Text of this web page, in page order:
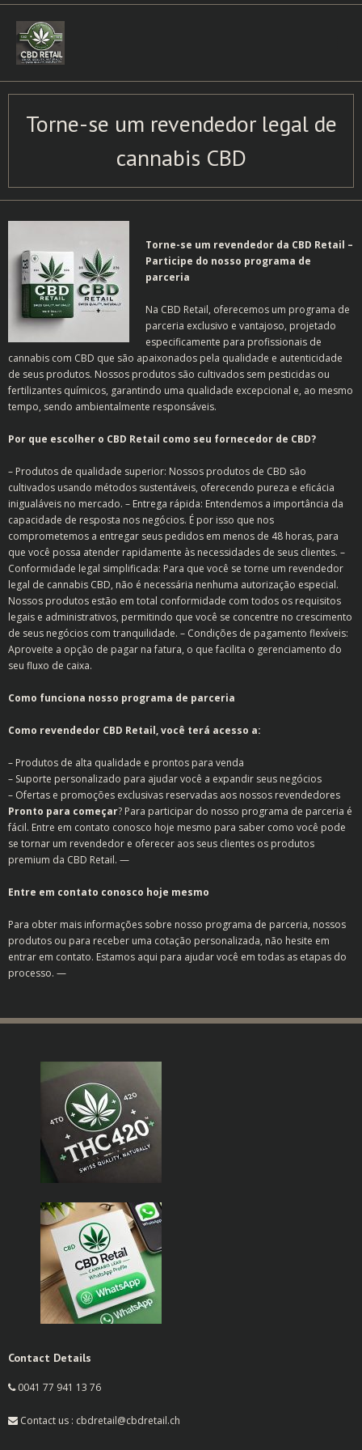
Skip
content
Torne-se um revendedor legal de
cannabis CBD
Torne-se um revendedor da CBD Retail –
Participe do nosso programa de
parceria
Na CBD Retail, oferecemos um programa de
parceria exclusivo e vantajoso, projetado
especificamente para profissionais de
cannabis com CBD que são apaixonados pela qualidade e autenticidade
de seus produtos. Nossos produtos são cultivados sem pesticidas ou
fertilizantes químicos, garantindo uma qualidade excepcional e, ao mesmo
tempo, sendo ambientalmente responsáveis.
Por que escolher o CBD Retail como seu fornecedor de CBD?
– Produtos de qualidade superior: Nossos produtos de CBD são
cultivados usando métodos sustentáveis, oferecendo pureza e eficácia
inigualáveis no mercado. – Entrega rápida: Entendemos a importância da
capacidade de resposta nos negócios. É por isso que nos
comprometemos a entregar seus pedidos em menos de 48 horas, para
que você possa atender rapidamente às necessidades de seus clientes. –
Conformidade legal simplificada: Para que você se torne um revendedor
legal de cannabis CBD, não é necessária nenhuma autorização especial.
Nossos produtos estão em total conformidade com todos os requisitos
legais e administrativos, permitindo que você se concentre no crescimento
de seus negócios com tranquilidade. – Condições de pagamento flexíveis:
Aproveite a opção de pagar na fatura, o que facilita o gerenciamento do
seu fluxo de caixa.
Como funciona nosso programa de parceria
Como revendedor CBD Retail, você terá acesso a:
– Produtos de alta qualidade e prontos para venda
– Suporte personalizado para ajudar você a expandir seus negócios
– Ofertas e promoções exclusivas reservadas aos nossos revendedores
Pronto para começar? Para participar do nosso programa de parceria é
fácil. Entre em contato conosco hoje mesmo para saber como você pode
se tornar um revendedor e oferecer aos seus clientes os produtos
premium da CBD Retail. —
Entre em contato conosco hoje mesmo
Para obter mais informações sobre nosso programa de parceria, nossos
produtos ou para receber uma cotação personalizada, não hesite em
entrar em contato. Estamos aqui para ajudar você em todas as etapas do
processo. —
Contact Details
0041 77 941 13 76
Contact us : cbdretail@cbdretail.ch